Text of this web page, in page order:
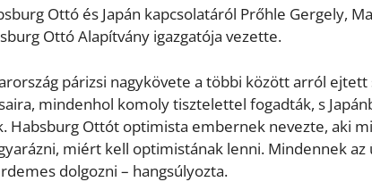
Ottó és Japán kapcsolatáról Prőhle Gergely,
Ottó Alapítvány igazgatója vezette.
párizsi nagykövete a többi között arról
mindenhol komoly tisztelettel fogadták, s
Habsburg Ottót optimista embernek nevezte, aki
miért kell optimistának lenni. Mindennek az
dolgozni – hangsúlyozta.